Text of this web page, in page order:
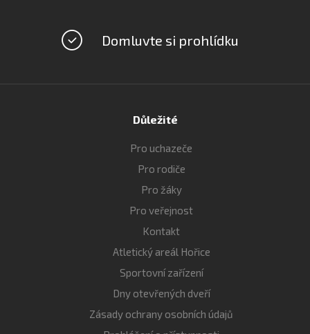
Domluvte si prohlídku
Důležité
Pro uchazeče
Pro rodiče
Pro žáky
Pro veřejnost
Kontakt
Atletický areál Hořice
Sportovní zařízení
Dny otevřených dveří
Zásady ochrany osobních údajů